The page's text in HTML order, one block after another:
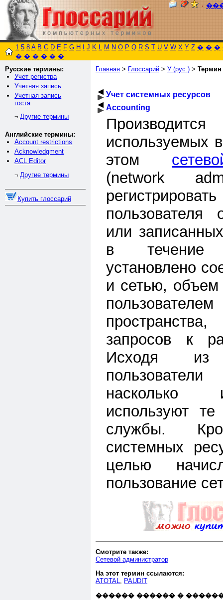
٠
1 5 8 A B C D E F G H J K L M N O P Q R S T U V W X Y Z � � �
� � � � � �
Русские термины:
Учет регистра
Учетная запись
Учетная запись
гостя
¬ Другие термины
Английские термины:
Account restrictions
Acknowledgment
ACL Editor
¬ Другие термины
Купить глоссарий
Главная > Глоссарий > У (рус.) > Термин
Учет системных ресурсов
Accounting
Производится
используемых
этом
(network
пользователя
или
в течение
установлено
и сетью, объем
запросов к
Исходя
насколько
используют
службы.
системных
целью
пользование
Смотрите также:
Сетевой администратор
На этот термин ссылаются:
ATOTAL
PAUDIT
������ ������ �